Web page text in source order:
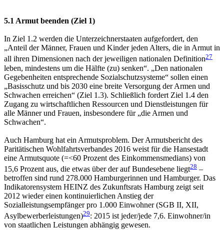
5.1 Armut beenden (Ziel 1)
In Ziel 1.2 werden die Unterzeichnerstaaten aufgefordert, den
„Anteil der Männer, Frauen und Kinder jeden Alters, die in Armut in
all ihren Dimensionen nach der jeweiligen nationalen Definition27
leben, mindestens um die Hälfte (zu) senken“. „Den nationalen
Gegebenheiten entsprechende Sozialschutzsysteme“ sollen einen
„Basisschutz und bis 2030 eine breite Versorgung der Armen und
Schwachen erreichen“ (Ziel 1.3). Schließlich fordert Ziel 1.4 den
Zugang zu wirtschaftlichen Ressourcen und Dienstleistungen für
alle Männer und Frauen, insbesondere für „die Armen und
Schwachen“.
Auch Hamburg hat ein Armutsproblem. Der Armutsbericht des
Paritätischen Wohlfahrtsverbandes 2016 weist für die Hansestadt
eine Armutsquote (=<60 Prozent des Einkommensmedians) von
15,6 Prozent aus, die etwas über der auf Bundesebene liegt28 –
betroffen sind rund 278.000 Hamburgerinnen und Hamburger. Das
Indikatorensystem HEINZ des Zukunftsrats Hamburg zeigt seit
2012 wieder einen kontinuierlichen Anstieg der
Sozialleistungsempfänger pro 1.000 Einwohner (SGB II, XII,
Asylbewerberleistungen)29: 2015 ist jeder/jede 7,6. Einwohner/in
von staatlichen Leistungen abhängig gewesen.